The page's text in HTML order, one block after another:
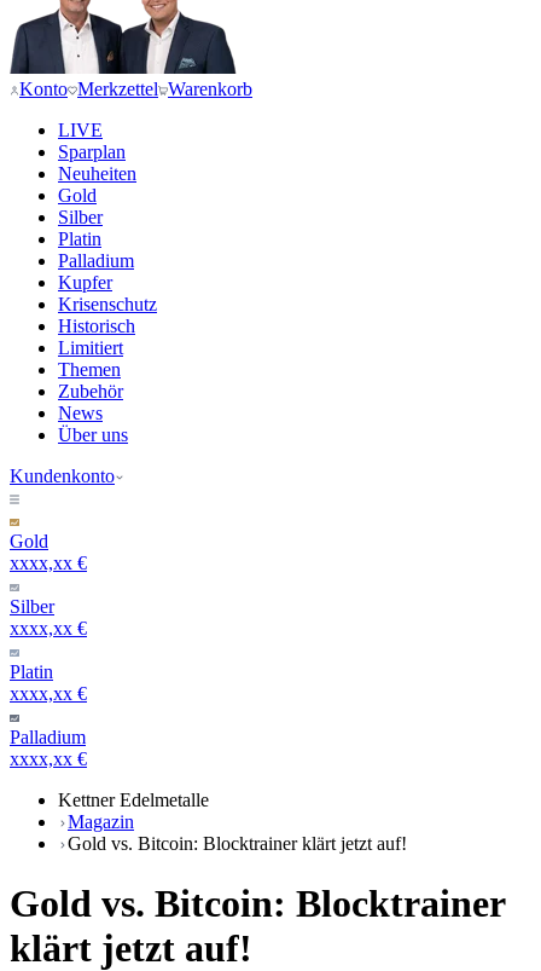
Konto Merkzettel Warenkorb
LIVE
Sparplan
Neuheiten
Gold
Silber
Platin
Palladium
Kupfer
Krisenschutz
Historisch
Limitiert
Themen
Zubehör
News
Über uns
Kundenkonto
Gold
xxxx,xx €
Silber
xxxx,xx €
Platin
xxxx,xx €
Palladium
xxxx,xx €
Kettner Edelmetalle
Magazin
Gold vs. Bitcoin: Blocktrainer klärt jetzt auf!
Gold vs. Bitcoin: Blocktrainer
klärt jetzt auf!